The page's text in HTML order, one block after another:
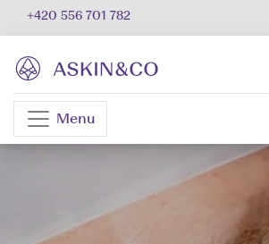
+420 556 701 782
Menu